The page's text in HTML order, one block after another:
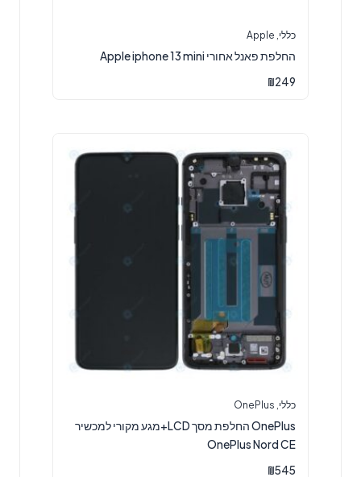
כללי Apple
החלפת פאנל אחורי Apple iphone 13 mini
₪249
כללי OnePlus
OnePlus החלפת מסך LCD+מגע מקורי למכשיר
OnePlus Nord CE
₪545